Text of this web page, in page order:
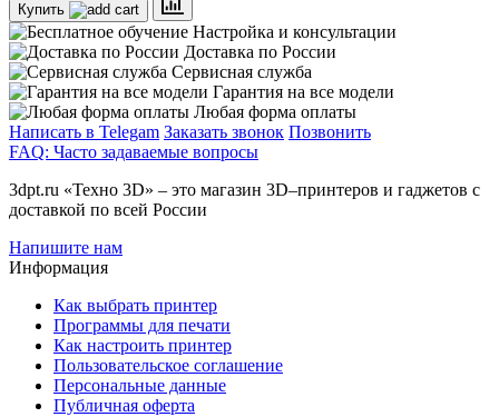
Купить
Настройка и консультации
Доставка по России
Сервисная служба
Гарантия на все модели
Любая форма оплаты
Написать в Telegam Заказать звонок Позвонить
FAQ: Часто задаваемые вопросы
3dpt.ru «Техно 3D» – это магазин 3D–принтеров и гаджетов с
доставкой по всей России
Напишите нам
Информация
Как выбрать принтер
Программы для печати
Как настроить принтер
Пользовательское соглашение
Персональные данные
Публичная оферта